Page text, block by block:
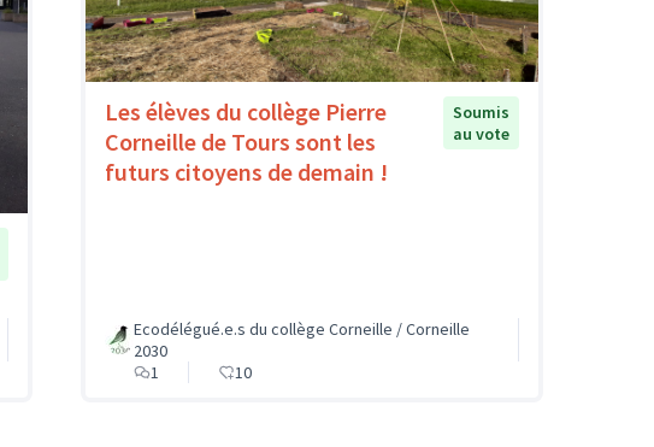
Les élèves du collège Pierre
Corneille de Tours sont les
futurs citoyens de demain !
Soumis
au vote
Ecodélégué.e.s du collège Corneille / Corneille
2030
1
10